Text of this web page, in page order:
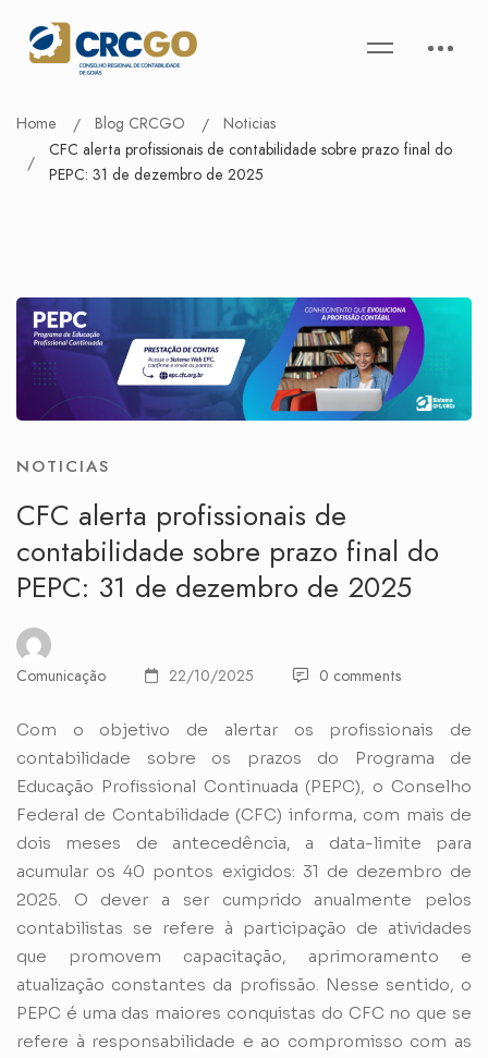
Home Blog CRCGO
Noticias
CFC alerta profissionais de contabilidade sobre prazo final do
PEPC: 31 de dezembro de 2025
NOTICIAS
CFC alerta profissionais de
contabilidade sobre prazo final do
PEPC: 31 de dezembro de 2025
Comunicação 22/10/2025 0 comments
Com o objetivo de alertar os profissionais de
contabilidade sobre os prazos do Programa de
Educação Profissional Continuada (PEPC), o Conselho
Federal de Contabilidade (CFC) informa, com mais de
dois meses de antecedência, a data-limite para
acumular os 40 pontos exigidos: 31 de dezembro de
2025. O dever a ser cumprido anualmente pelos
contabilistas se refere à participação de atividades
que promovem capacitação, aprimoramento e
atualização constantes da profissão. Nesse sentido, o
PEPC é uma das maiores conquistas do CFC no que se
refere à responsabilidade e ao compromisso com as